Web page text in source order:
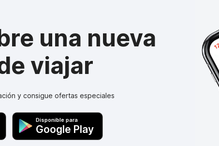
una nueva
viajar
y consigue ofertas especiales
Disponible para
Google Play